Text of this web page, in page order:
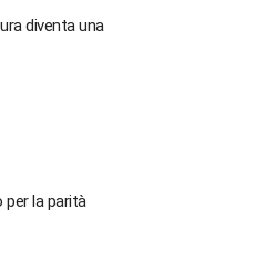
diventa una
per la parità